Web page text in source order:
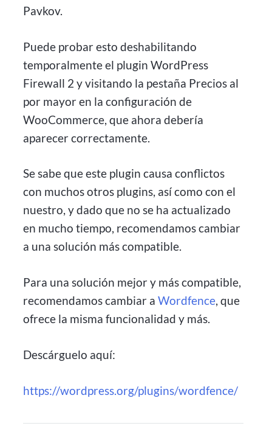
Pavkov.
Puede probar esto deshabilitando
temporalmente el plugin WordPress
Firewall 2 y visitando la pestaña Precios al
por mayor en la configuración de
WooCommerce, que ahora debería
aparecer correctamente.
Se sabe que este plugin causa conflictos
con muchos otros plugins, así como con el
nuestro, y dado que no se ha actualizado
en mucho tiempo, recomendamos cambiar
a una solución más compatible.
Para una solución mejor y más compatible,
recomendamos cambiar aWordfence, que
ofrece la misma funcionalidad y más.
Descárguelo aquí:
https://wordpress.org/plugins/wordfence/